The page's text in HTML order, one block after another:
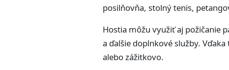
posilňovňa, stolný tenis,
Hostia môžu využiť aj požičanie
a ďalšie doplnkové služby.
alebo zážitkovo.